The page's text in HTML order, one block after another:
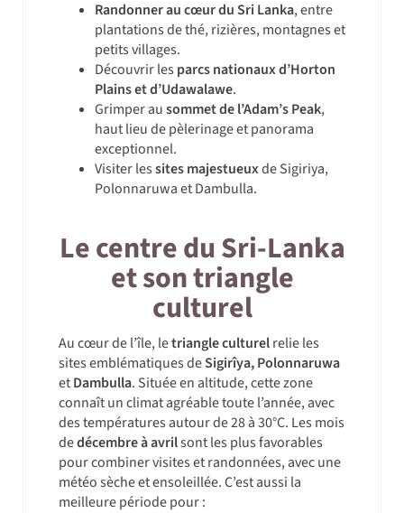
Randonner au cœur du Sri Lanka, entre
plantations de thé, rizières, montagnes et
petits villages.
Découvrir les parcs nationaux d’Horton
Plains et d’Udawalawe.
Grimper ausommet de l’Adam’s Peak,
haut lieu de pèlerinage et panorama
exceptionnel.
Visiter lessites majestueuxde Sigiriya,
Polonnaruwa et Dambulla.
Le centre du Sri-Lanka
et son triangle
culturel
Au cœur de l’île, letriangle culturelrelie les
sites emblématiques deSigirîya, Polonnaruwa
etDambulla. Située en altitude, cette zone
connaît un climat agréable toute l’année, avec
des températures autour de 28 à 30°C. Les mois
dedécembre à avrilsont les plus favorables
pour combiner visites et randonnées, avec une
météo sèche et ensoleillée. C’est aussi la
meilleure période pour :